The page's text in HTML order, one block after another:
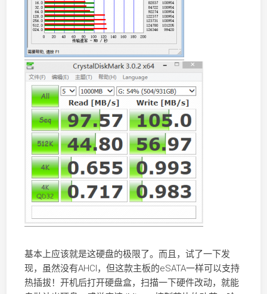
基本上应该就是这硬盘的极限了。而且，试了一下发
现，虽然没有AHCI，但这款主板的eSATA一样可以支持
热插拔！开机后打开硬盘盒，扫描一下硬件改动，就能